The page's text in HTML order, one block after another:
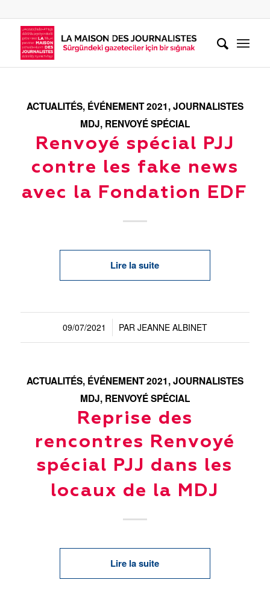
ACTUALITÉS, ÉVÉNEMENT 2021,JOURNALISTES
MDJ, RENVOYÉ SPÉCIAL
Renvoyé spécial PJJ
contre les fake news
avec la Fondation EDF
Lire la suite
09/07/2021
/ PAR JEANNE ALBINET
ACTUALITÉS, ÉVÉNEMENT 2021,JOURNALISTES
MDJ, RENVOYÉ SPÉCIAL
Reprise des
rencontres Renvoyé
spécial PJJ dans les
locaux de la MDJ
Lire la suite